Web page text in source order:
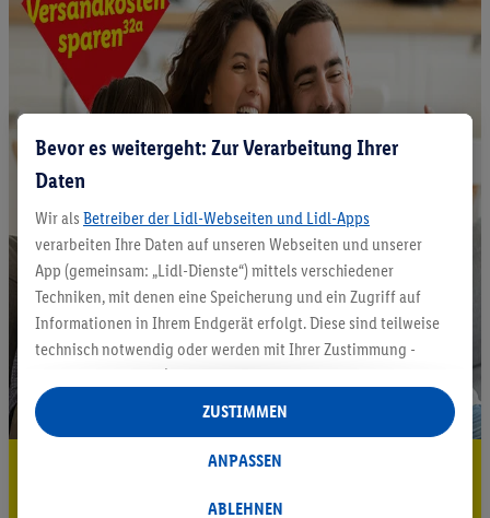
5.95 € Versand sparen³²ᵃ
Jetzt zum Newsletter anmelden
Bevor es weitergeht: Zur Verarbeitung Ihrer
Daten
Wir als Betreiber der Lidl-Webseiten und Lidl-Apps
verarbeiten Ihre Daten auf unseren Webseiten und unserer
App (gemeinsam: „Lidl-Dienste“) mittels verschiedener
Techniken, mit denen eine Speicherung und ein Zugriff auf
Informationen in Ihrem Endgerät erfolgt. Diese sind teilweise
technisch notwendig oder werden mit Ihrer Zustimmung -
auch durch Partner (u.a.
Verantwortliche; im Zusammenhang mit dem IAB TCF
insgesamt
Statistik-Erstellung oder für personalisierte Werbung
Datenverarbeitungen für personalisierte Werbung werden
ABLEHNEN
ANPASSEN
ZUSTIMMEN